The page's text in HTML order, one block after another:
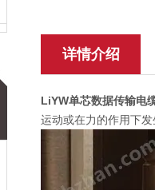
详情介绍
LiYW单芯数据传输电
运动或在力的作用下